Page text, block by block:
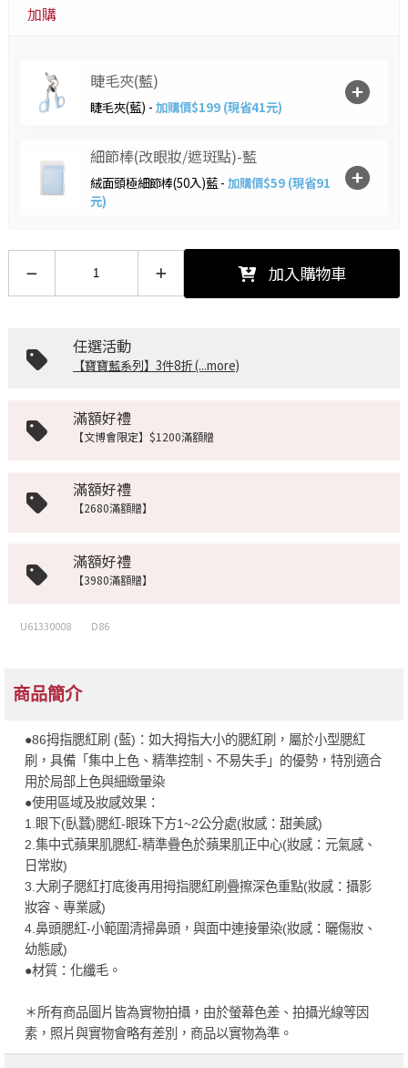
加購
睫毛夾(藍)
睫毛夾(藍) - 加購價$199 (現省41元)
細節棒(改眼妝/遮斑點)-藍
絨面頭極細節棒(50入)藍 - 加購價$59 (現省91
元)
加入購物車
任選活動
【寶寶藍系列】3件8折 (...more)
滿額好禮
【文博會限定】$1200滿額贈
滿額好禮
【2680滿額贈】
滿額好禮
【3980滿額贈】
U61330008 D86
商品簡介
●86拇指腮紅刷 (藍)：如大拇指大小的腮紅刷，屬於小型腮紅
刷，具備「集中上色、精準控制、不易失手」的優勢，特別適合
用於局部上色與細緻暈染
●使用區域及妝感效果：
1.眼下(臥蠶)腮紅-眼珠下方1~2公分處(妝感：甜美感)
2.集中式蘋果肌腮紅-精準疊色於蘋果肌正中心(妝感：元氣感、
日常妝)
3.大刷子腮紅打底後再用拇指腮紅刷疊擦深色重點(妝感：攝影
妝容、專業感)
4.鼻頭腮紅-小範圍清掃鼻頭，與面中連接暈染(妝感：曬傷妝、
幼態感)
●材質：化纖毛。
＊所有商品圖片皆為實物拍攝，由於螢幕色差、拍攝光線等因
素，照片與實物會略有差別，商品以實物為準。